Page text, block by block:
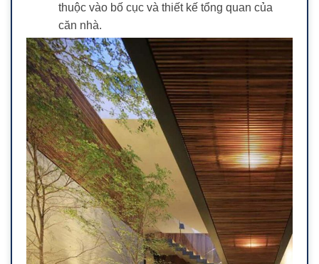
thuộc vào bố cục và thiết kế tổng quan của
căn nhà.